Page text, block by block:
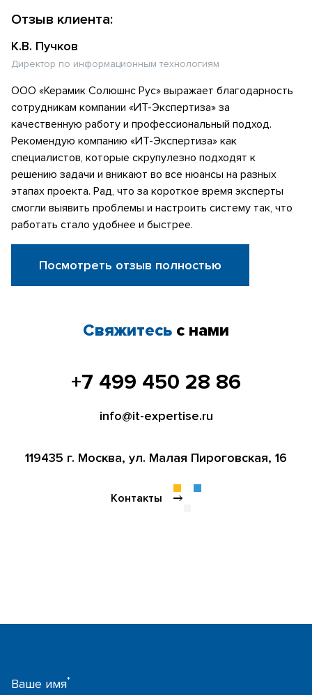
Отзыв клиента:
К.В. Пучков
Директор по информационным технологиям
ООО «Керамик Солюшнс Рус» выражает благодарность
сотрудникам компании «ИТ-Экспертиза» за
качественную работу и профессиональный подход.
Рекомендую компанию «ИТ-Экспертиза» как
специалистов, которые скрупулезно подходят к
решению задачи и вникают во все нюансы на разных
этапах проекта. Рад, что за короткое время эксперты
смогли выявить проблемы и настроить систему так, что
работать стало удобнее и быстрее.
Посмотреть отзыв полностью
Свяжитесь с нами
+7 499 450 28 86
info@it-expertise.ru
119435 г. Москва, ул. Малая Пироговская, 16
Контакты
Ваше имя*